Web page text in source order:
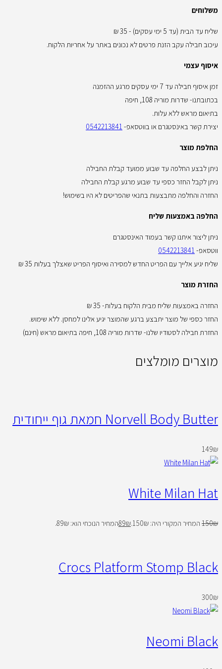
משלוחים
שליח עד הבית (עד 5 ימי עסקים) - 35 ₪
עיכוב חבילה עקב הזנת פרטים לא נכונים באתר על אחריות הלקוח.
איסוף עצמי
זמן איסוף חבילה עד 7 ימי עסקים מרגע ההזמנה
בכתובתנו- שדרות מוריה 108, חיפה
בתיאום מראש ללא עלות.
יצירת קשר באינסטגרם או בווטסאפ- 0542213841
החלפת מוצר
ניתן לבצע החלפה עד שבוע ממועד קבלת החבילה
ניתן לקבל החזר כספי עד שבוע מרגע קבלת החבילה
החזרה והחלפה מתבצעות בתנאי שהפריטים לא היו בשימוש!
החלפה באמצעות שליח
ניתן ליצור איתנו קשר בעמוד האינסטגרם
ווטסאפ- 0542213841
שליח יגיע אלייך עם הפריט החדש למסירה ואיסוף הפריט שאצלך בעלות 35 ₪
החזרת מוצר
החזרה באמצעות שליח מבית הלקוח בעלות- 35 ₪
החזר כספי של מוצר יתבצע ברגע שהמוצר יגיע אלינו למחסן. ללא שימוש.
החזרת חבילה לסטודיו שלנו- שדרות מוריה 108, חיפה בתיאום מראש (חינם)
מוצרים מומלצים
Norvell Body Butter חמאת גוף ייחודית
149₪
White Milan Hat
150₪ המחיר המקורי היה: 150₪. 89₪ המחיר הנוכחי הוא: 89₪.
Crocs Platform Stomp Black
300₪
Neomi Black